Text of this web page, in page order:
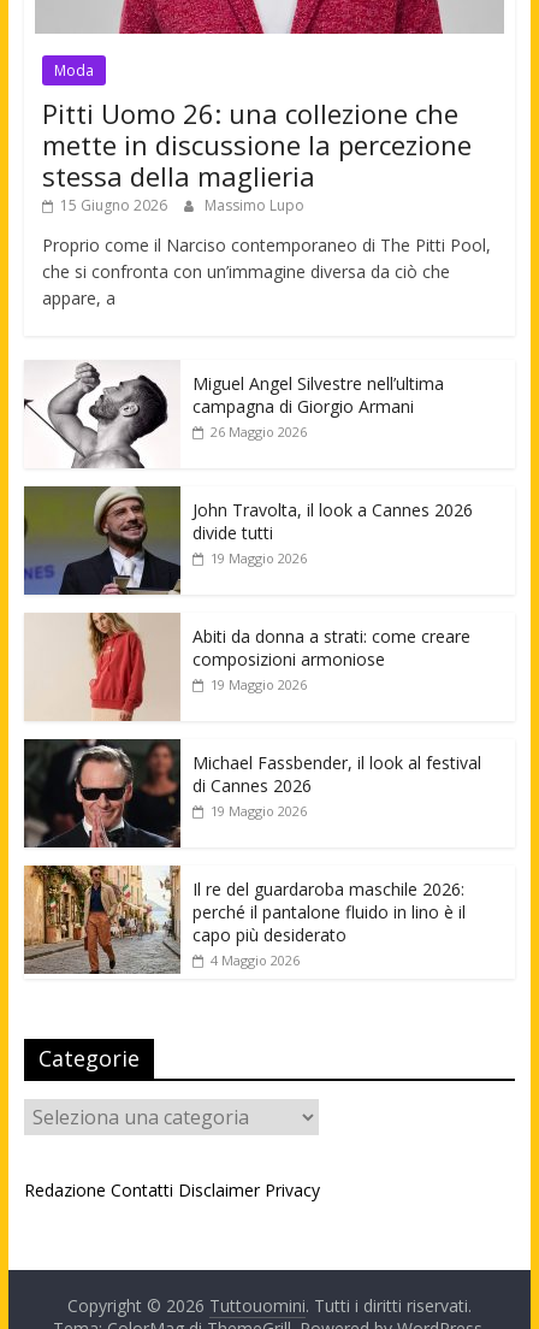
Moda
Pitti Uomo 26: una collezione che
mette in discussione la percezione
stessa della maglieria
15 Giugno 2026 Massimo Lupo
Proprio come il Narciso contemporaneo di The Pitti Pool,
che si confronta con un’immagine diversa da ciò che
appare, a
Miguel Angel Silvestre nell’ultima
campagna di Giorgio Armani
26 Maggio 2026
John Travolta, il look a Cannes 2026
divide tutti
19 Maggio 2026
Abiti da donna a strati: come creare
composizioni armoniose
19 Maggio 2026
Michael Fassbender, il look al festival
di Cannes 2026
19 Maggio 2026
Il re del guardaroba maschile 2026:
perché il pantalone fluido in lino è il
capo più desiderato
4 Maggio 2026
Categorie
Categorie
Redazione Contatti Disclaimer Privacy
Copyright © 2026 Tuttouomini. Tutti i diritti riservati.